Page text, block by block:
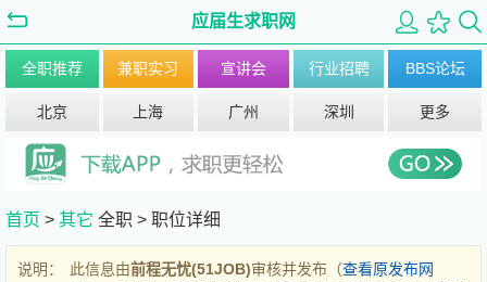
应届生求职网
全职推荐 兼职实习 宣讲会 行业招聘 BBS论坛
北京 上海 广州 深圳 更多
首页 > 其它 全职 > 职位详细
说明： 此信息由前程无忧(51JOB)审核并发布（查看原发布网